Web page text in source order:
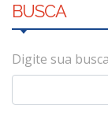
BUSCA
Digite sua busca